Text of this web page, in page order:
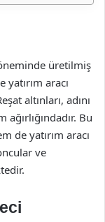
üretilmiş
aracı
altınları, adını
Bu
de yatırım aracı
ve